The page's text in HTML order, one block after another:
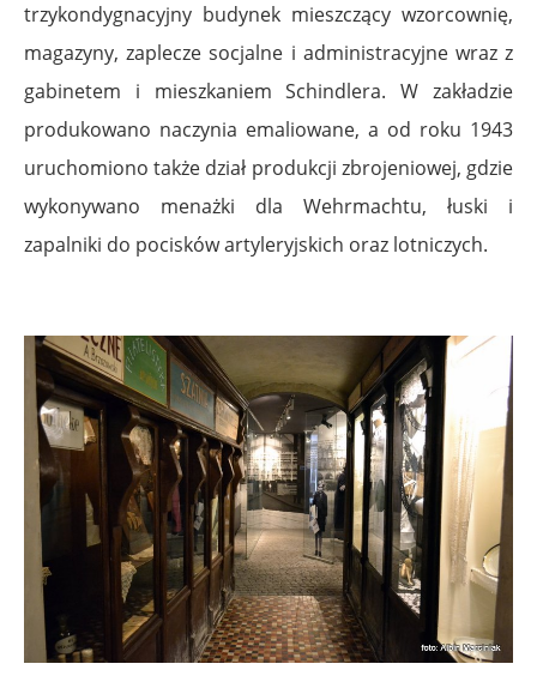
trzykondygnacyjny budynek mieszczący wzorcownię,
magazyny, zaplecze socjalne i administracyjne wraz z
gabinetem i mieszkaniem Schindlera. W zakładzie
produkowano naczynia emaliowane, a od roku 1943
uruchomiono także dział produkcji zbrojeniowej, gdzie
wykonywano menażki dla Wehrmachtu, łuski i
zapalniki do pocisków artyleryjskich oraz lotniczych.